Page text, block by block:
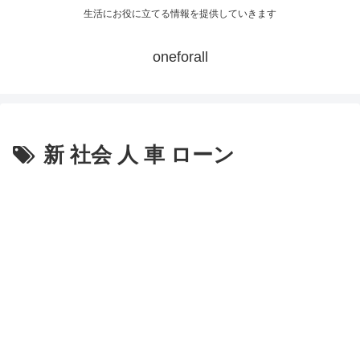
生活にお役に立てる情報を提供していきます
oneforall
新 社会 人 車 ローン